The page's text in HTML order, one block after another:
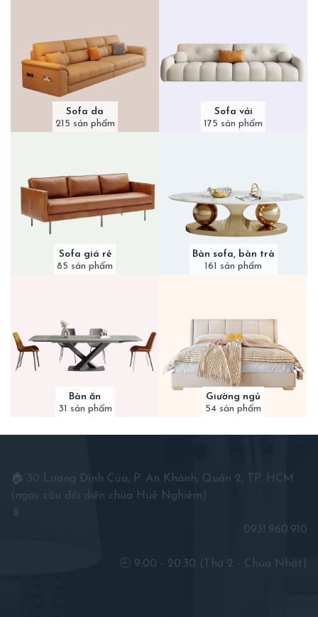
Sofa da
215 sản phẩm
Sofa vải
175 sản phẩm
Sofa giá rẻ
85 sản phẩm
Bàn sofa, bàn trà
161 sản phẩm
Bàn ăn
31 sản phẩm
Giường ngủ
54 sản phẩm
🏠 30 Lương Định Của, P. An Khánh, Quận 2, TP. HCM
(ngay cầu đối diện chùa Huê Nghiêm)
📱
0931.960.910
🕘 9:00 - 20:30 (Thứ 2 - Chúa Nhật)